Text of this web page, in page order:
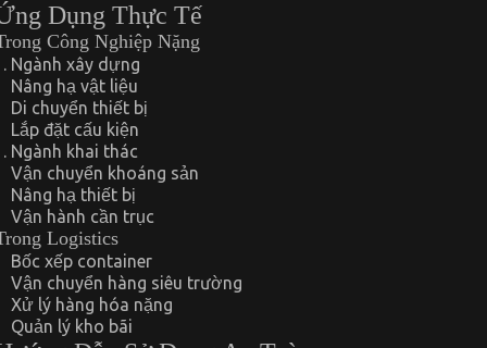
Dụng Thực Tế
Công Nghiệp Nặng
Ngành xây dựng
Nâng hạ vật liệu
Di chuyển thiết bị
Lắp đặt cấu kiện
Ngành khai thác
Vận chuyển khoáng sản
Nâng hạ thiết bị
Vận hành cần trục
Logistics
Bốc xếp container
Vận chuyển hàng siêu trường
Xử lý hàng hóa nặng
Quản lý kho bãi